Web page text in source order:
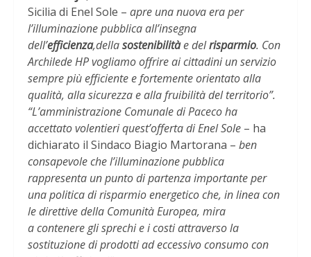
Sicilia di Enel Sole – apre una nuova era per
l’illuminazione pubblica all’insegna
dell’efficienza,dellasostenibilitàe delrisparmio. Con
Archilede HP vogliamo offrire ai cittadini un servizio
sempre più efficiente e fortemente orientato alla
qualità, alla sicurezza e alla fruibilità del territorio”.
“L’amministrazione Comunale di Paceco ha
accettato volentieri quest’offerta di Enel Sole – ha
dichiarato il Sindaco Biagio Martorana – ben
consapevole che l’illuminazione pubblica
rappresenta un punto di partenza importante per
una politica di risparmio energetico che, in linea con
le direttive della Comunità Europea, mira
acontenere gli sprechi e i costi attraverso la
sostituzione di prodotti ad eccessivo consumo con